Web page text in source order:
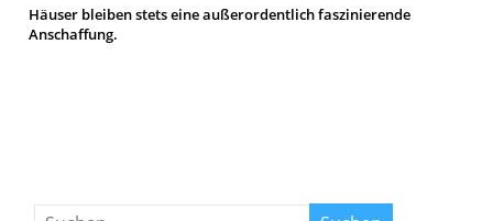
Häuser bleiben stets eine außerordentlich faszinierende
Anschaffung.